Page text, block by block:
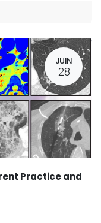
JUIN
28
Practice and